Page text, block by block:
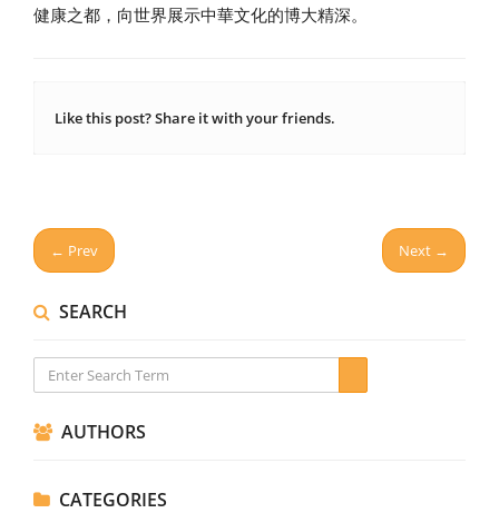
健康之都，向世界展示中華文化的博大精深。
Like this post? Share it with your friends.
← Prev Next →
SEARCH
AUTHORS
CATEGORIES